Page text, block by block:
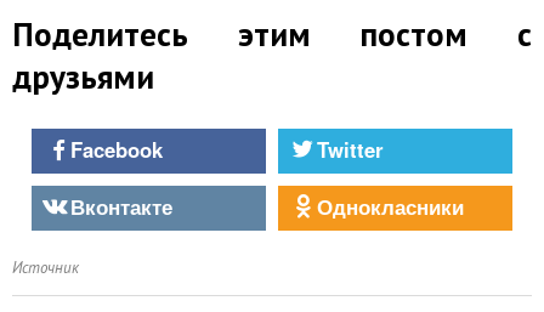
Поделитесь этим постом с
друзьями
Facebook
Twitter
Вконтакте
Однокласники
Источник